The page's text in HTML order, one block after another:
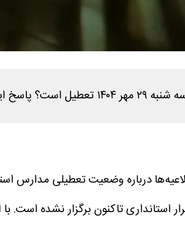
مطلب بخوانید.
استانداری تاکنون برگزار نشده است.